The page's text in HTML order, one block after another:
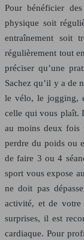
Pour bénéficier
physique soit
entraînement soit
régulièrement tout
préciser qu’une
Sachez qu’il y a de
le vélo, le jogging,
celle qui vous plaît.
au moins deux fois
perdre du poids ou
de faire 3 ou 4
sport vous expose
ne doit pas
activité, et de votre
surprises, il est
cardiaque. Pour